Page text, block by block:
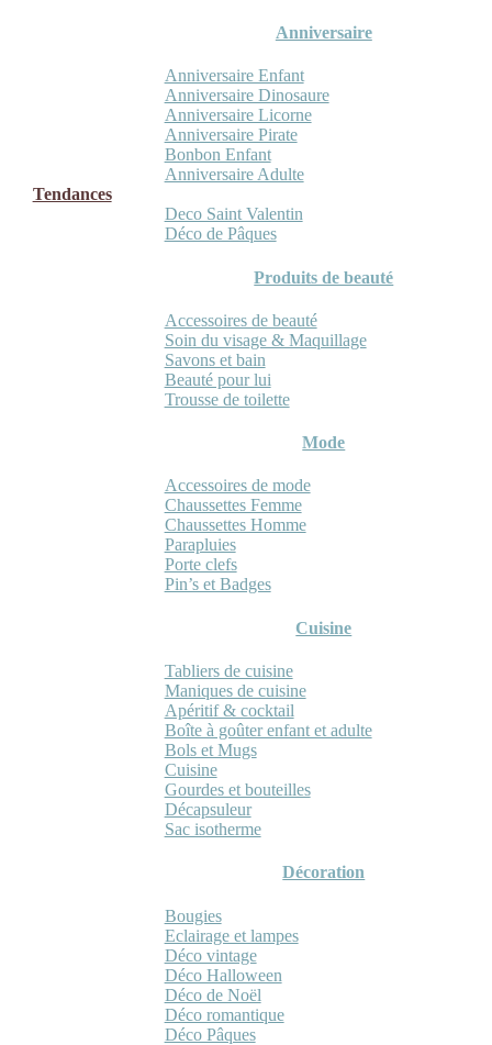
Anniversaire
Anniversaire Enfant
Anniversaire Dinosaure
Anniversaire Licorne
Anniversaire Pirate
Bonbon Enfant
Anniversaire Adulte
Tendances
Deco Saint Valentin
Déco de Pâques
Produits de beauté
Accessoires de beauté
Soin du visage & Maquillage
Savons et bain
Beauté pour lui
Trousse de toilette
Mode
Accessoires de mode
Chaussettes Femme
Chaussettes Homme
Parapluies
Porte clefs
Pin’s et Badges
Cuisine
Tabliers de cuisine
Maniques de cuisine
Apéritif & cocktail
Boîte à goûter enfant et adulte
Bols et Mugs
Cuisine
Gourdes et bouteilles
Décapsuleur
Sac isotherme
Décoration
Bougies
Eclairage et lampes
Déco vintage
Déco Halloween
Déco de Noël
Déco romantique
Déco Pâques